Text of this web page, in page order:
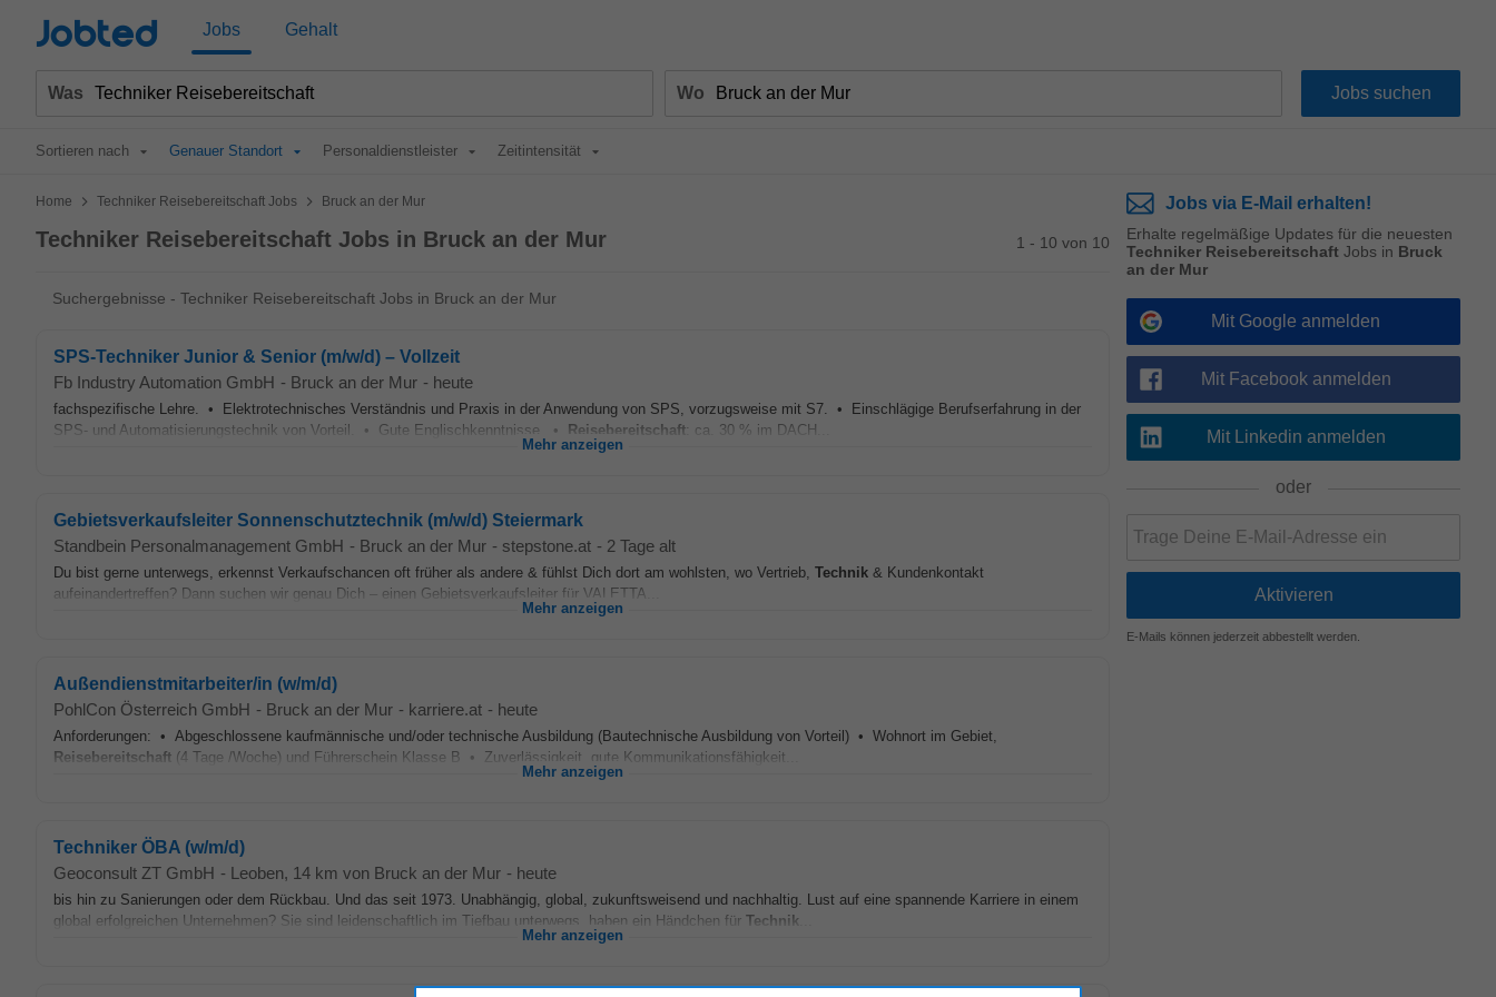
Jobted Jobs Gehalt
Was Wo
Sortieren nach Genauer Standort Personaldienstleister Zeitintensität
Home > Techniker Reisebereitschaft Jobs > Bruck an der Mur
Techniker Reisebereitschaft Jobs in Bruck an der Mur 1 - 10 von 10
Suchergebnisse - Techniker Reisebereitschaft Jobs in Bruck an der Mur
SPS-Techniker Junior & Senior (m/w/d) – Vollzeit
Fb Industry Automation GmbH - Bruck an der Mur - heute
fachspezifische Lehre. • Elektrotechnisches Verständnis und Praxis in der Anwendung von SPS, vorzugsweise mit S7. • Einschlägige Berufserfahrung in der
SPS- und Automatisierungstechnik von Vorteil. • Gute Englischkenntnisse. • Reisebereitschaft: ca. 30 % im DACH...
Mehr anzeigen
Gebietsverkaufsleiter Sonnenschutztechnik (m/w/d) Steiermark
Standbein Personalmanagement GmbH - Bruck an der Mur - stepstone.at - 2 Tage alt
Du bist gerne unterwegs, erkennst Verkaufschancen oft früher als andere & fühlst Dich dort am wohlsten, wo Vertrieb, Technik & Kundenkontakt
aufeinandertreffen? Dann suchen wir genau Dich – einen Gebietsverkaufsleiter für VALETTA...
Mehr anzeigen
Außendienstmitarbeiter/in (w/m/d)
PohlCon Österreich GmbH - Bruck an der Mur - karriere.at - heute
Anforderungen: • Abgeschlossene kaufmännische und/oder technische Ausbildung (Bautechnische Ausbildung von Vorteil) • Wohnort im Gebiet,
Reisebereitschaft (4 Tage /Woche) und Führerschein Klasse B • Zuverlässigkeit, gute Kommunikationsfähigkeit...
Mehr anzeigen
Techniker ÖBA (w/m/d)
Geoconsult ZT GmbH - Leoben, 14 km von Bruck an der Mur - heute
bis hin zu Sanierungen oder dem Rückbau. Und das seit 1973. Unabhängig, global, zukunftsweisend und nachhaltig. Lust auf eine spannende Karriere in einem
global erfolgreichen Unternehmen? Sie sind leidenschaftlich im Tiefbau unterwegs, haben ein Händchen für Technik
Mehr anzeigen
Jobs via E-Mail erhalten!
Erhalte regelmäßige Updates für die neuesten
Techniker Reisebereitschaft Jobs in Bruck
an der Mur
Mit Google anmelden
Mit Facebook anmelden
Mit Linkedin anmelden
oder
E-Mails können jederzeit abbestellt werden.